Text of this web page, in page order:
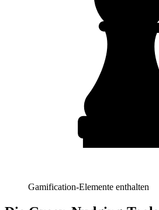
Gamification-Elemente enthalten